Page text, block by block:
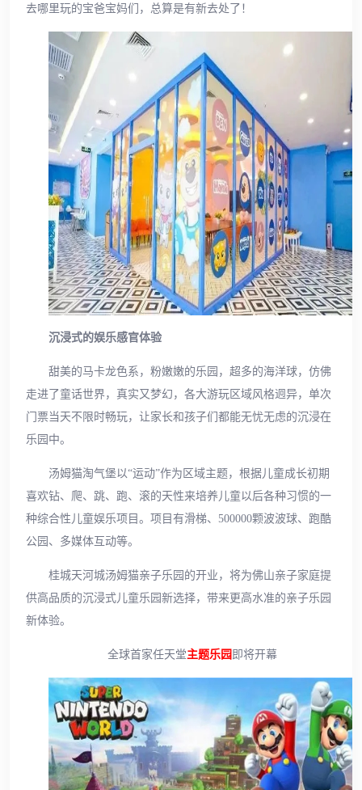
去哪里玩的宝爸宝妈们，总算是有新去处了！
沉浸式的娱乐感官体验
甜美的马卡龙色系，粉嫩嫩的乐园，超多的海洋球，仿佛
走进了童话世界，真实又梦幻，各大游玩区域风格迥异，单次
门票当天不限时畅玩，让家长和孩子们都能无忧无虑的沉浸在
乐园中。
汤姆猫淘气堡以“运动”作为区域主题，根据儿童成长初期
喜欢钻、爬、跳、跑、滚的天性来培养儿童以后各种习惯的一
种综合性儿童娱乐项目。项目有滑梯、500000颗波波球、跑酷
公园、多媒体互动等。
桂城天河城汤姆猫亲子乐园的开业，将为佛山亲子家庭提
供高品质的沉浸式儿童乐园新选择，带来更高水准的亲子乐园
新体验。
全球首家任天堂主题乐园 即将开幕